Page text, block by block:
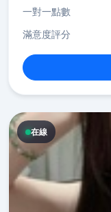
一對一點數
滿意度評分
在線